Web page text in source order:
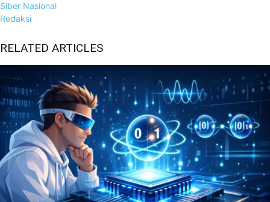
Siber Nasional
Redaksi
RELATED ARTICLES